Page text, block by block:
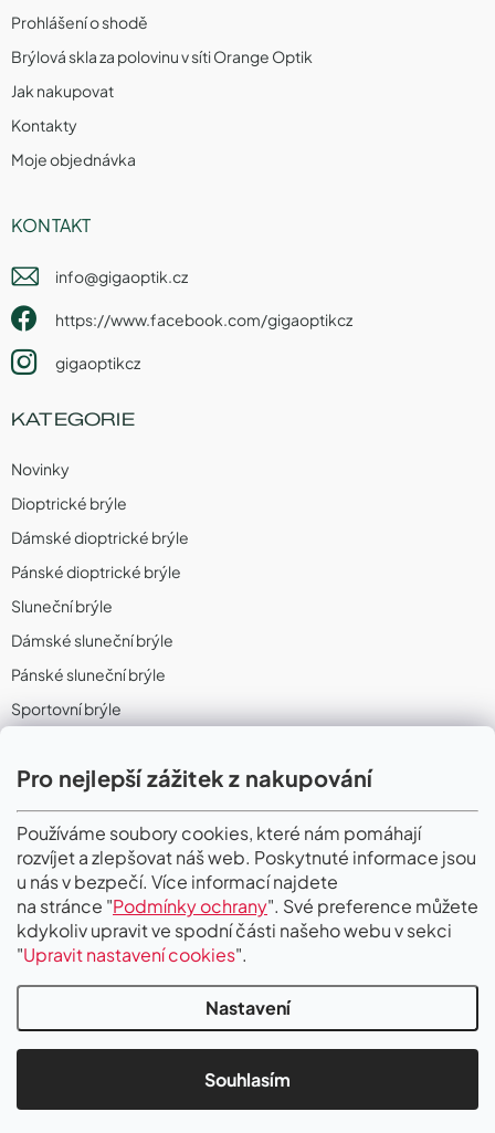
Pro nejlepší zážitek z nakupování
Používáme soubory cookies, které nám pomáhají
rozvíjet a zlepšovat náš web. Poskytnuté informace jsou
u nás v bezpečí. Více informací najdete
na stránce "Podmínky ochrany". Své preference můžete
kdykoliv upravit ve spodní části našeho webu v sekci
"Upravit nastavení cookies".
Nastavení
Souhlasím
Prohlášení o shodě
Brýlová skla za polovinu v síti Orange Optik
Jak nakupovat
Kontakty
Moje objednávka
KONTAKT
info@gigaoptik.cz
https://www.facebook.com/gigaoptikcz
gigaoptikcz
KATEGORIE
Novinky
Dioptrické brýle
Dámské dioptrické brýle
Pánské dioptrické brýle
Sluneční brýle
Dámské sluneční brýle
Pánské sluneční brýle
Sportovní brýle
Sportovní dioptrické brýle
II. Jakost
PŘIJÍMÁME ONLINE PLATBY
Copyright 2026Gigaoptik. Všechna práva vyhrazena.Upravit nastavení
cookies